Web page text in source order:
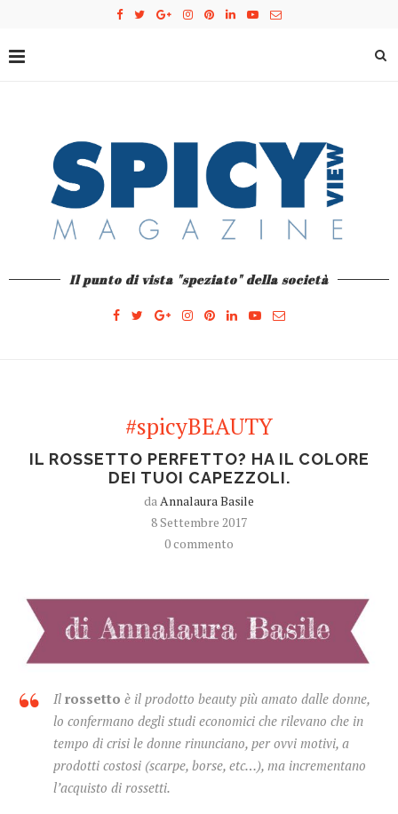
Il punto di vista "speziato" della società
#spicyBEAUTY
IL ROSSETTO PERFETTO? HA IL COLORE
DEI TUOI CAPEZZOLI.
daAnnalaura Basile
8 Settembre 2017
0 commento
Il rossetto è il prodotto beauty più amato dalle donne,
lo confermano degli studi economici che rilevano che in
tempo di crisi le donne rinunciano, per ovvi motivi, a
prodotti costosi (scarpe, borse, etc…), ma incrementano
l’acquisto di rossetti.